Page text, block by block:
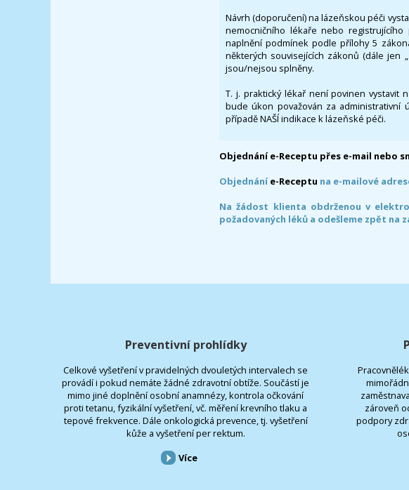
Návrh (doporučení) na lázeňskou péči
nemocničního lékaře nebo
naplnění podmínek podle přílohy 5
některých souvisejících zákonů (dále jen
jsou/nejsou splněny.
T. j. praktický lékař není povinen vystavit
bude úkon považován za administrativní
případě NAŠÍ indikace k lázeňské péči.
Objednání e-Receptu přes e-mail nebo
Objednáníe-Receptu na e-mailové
Na žádost klienta obdrženou v
požadovaných léků a odešleme zpět na
Preventivní prohlídky
Celkové vyšetření v pravidelných dvouletých intervalech se
provádí i pokud nemáte žádné zdravotní obtíže. Součástí je
mimo jiné doplnění osobní anamnézy, kontrola očkování
proti tetanu, fyzikální vyšetření, vč. měření krevního tlaku a
tepové frekvence. Dále onkologická prevence, tj. vyšetření
kůže a vyšetření per rektum.
Více
zároveň
podpory